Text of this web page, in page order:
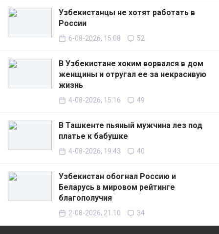
Узбекистанцы не хотят работать в
России
6-08-2026, 15:08 52
В Узбекистане хоким ворвался в дом
женщины и отругал ее за некрасивую
жизнь
4-08-2026, 15:16 49
В Ташкенте пьяный мужчина лез под
платье к бабушке
4-08-2026, 19:43 40
Узбекистан обогнал Россию и
Беларусь в мировом рейтинге
благополучия
2-08-2026, 21:10 34